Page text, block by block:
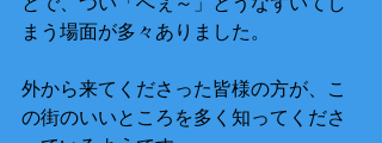
まう場面が多々ありました。
外から来てくださった皆様の方が、こ
の街のいいところを多く知ってくださ